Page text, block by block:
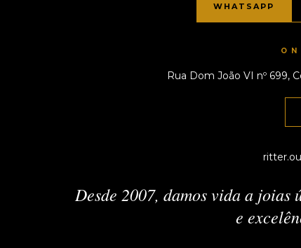
WHATSAPP
Rua Dom João VI nº 699,
Desde 2007, damos vida a joias
e